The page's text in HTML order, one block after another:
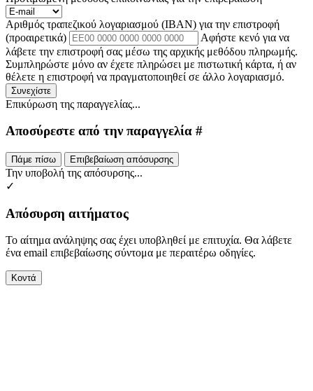
Αριθμός τραπεζικού λογαριασμού (IBAN) για την επιστροφή
(προαιρετικά)
Αφήστε κενό για να
λάβετε την επιστροφή σας μέσω της αρχικής μεθόδου πληρωμής.
Συμπληρώστε μόνο αν έχετε πληρώσει με πιστωτική κάρτα, ή αν
θέλετε η επιστροφή να πραγματοποιηθεί σε άλλο λογαριασμό.
Συνεχίστε
Επικύρωση της παραγγελίας...
Αποσύρεστε από την παραγγελία #
Πάμε πίσω Επιβεβαίωση απόσυρσης
Την υποβολή της απόσυρσης...
✓
Απόσυρση αιτήματος
Το αίτημα ανάληψης σας έχει υποβληθεί με επιτυχία. Θα λάβετε
ένα email επιβεβαίωσης σύντομα με περαιτέρω οδηγίες.
Κοντά